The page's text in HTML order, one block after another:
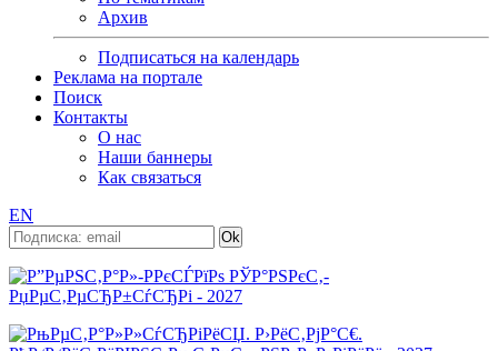
Архив
Подписаться на календарь
Реклама на портале
Поиск
Контакты
О нас
Наши баннеры
Как связаться
EN